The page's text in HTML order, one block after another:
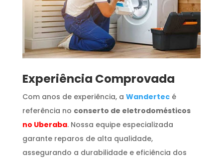
​Experiência Comprovada
Com anos de experiência, a Wandertecé
referência no conserto de eletrodomésticos
no Uberaba. Nossa equipe especializada
garante reparos de alta qualidade,
assegurando a durabilidade e eficiência dos